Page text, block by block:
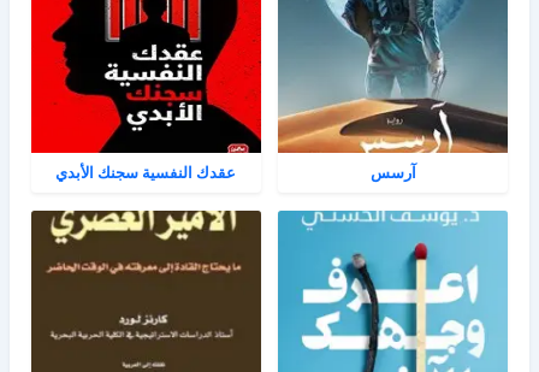
آرسس عقدك النفسية سجنك الأبدي